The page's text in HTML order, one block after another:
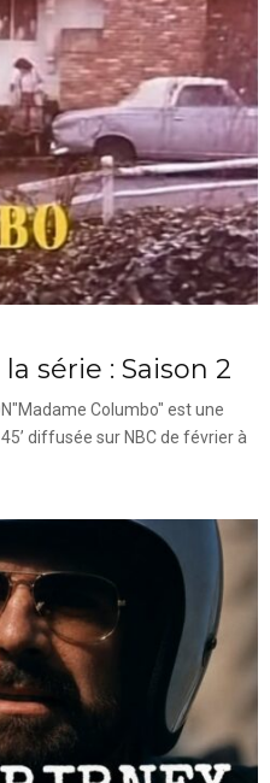
série : Saison 2
Columbo" est une
diffusée sur NBC de février à